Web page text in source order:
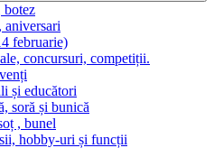
botez
aniversari
februarie)
concursuri, competiții.
și educători
soră și bunică
, bunel
hobby-uri și funcții